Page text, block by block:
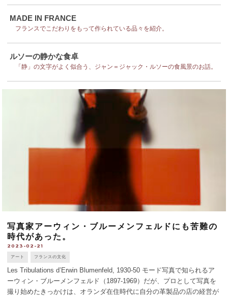
MADE IN FRANCE
フランスでこだわりをもって作られている品々を紹介。
ルソーの静かな食卓
「静」の文字がよく似合う、ジャン＝ジャック・ルソーの食風景のお話。
写真家アーウィン・ブルーメンフェルドにも苦難の
時代があった。
2023-02-21
アート フランスの文化
Les Tribulations d’Erwin Blumenfeld, 1930-50 モード写真で知られるア
ーウィン・ブルーメンフェルド（1897-1969）だが、プロとして写真を
撮り始めたきっかけは、オランダ在住時代に自分の革製品の店の経営が